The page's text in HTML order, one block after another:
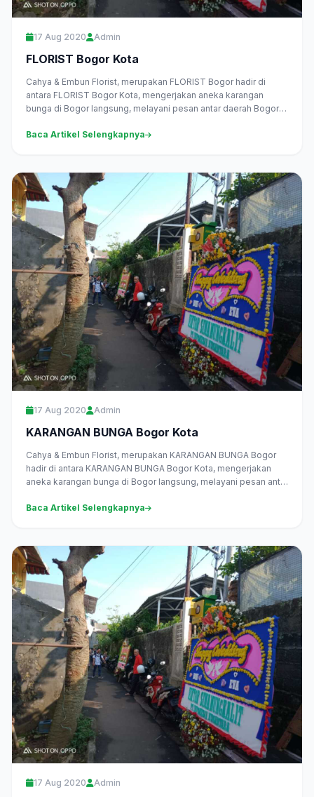
17 Aug 2020 Admin
FLORIST Bogor Kota
Cahya & Embun Florist, merupakan FLORIST Bogor hadir di
antara FLORIST Bogor Kota, mengerjakan aneka karangan
bunga di Bogor langsung, melayani pesan antar daerah Bogor
Baca Artikel Selengkapnya
17 Aug 2020 Admin
KARANGAN BUNGA Bogor Kota
Cahya & Embun Florist, merupakan KARANGAN BUNGA Bogor
hadir di antara KARANGAN BUNGA Bogor Kota, mengerjakan
aneka karangan bunga di Bogor langsung, melayani pesan antar
Baca Artikel Selengkapnya
17 Aug 2020 Admin